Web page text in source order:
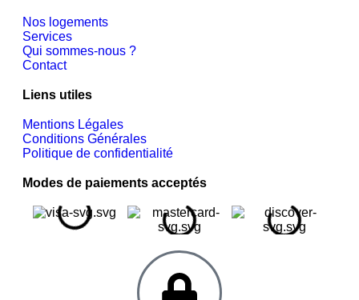
Nos logements
Services
Qui sommes-nous ?
Contact
Liens utiles
Mentions Légales
Conditions Générales
Politique de confidentialité
Modes de paiements acceptés